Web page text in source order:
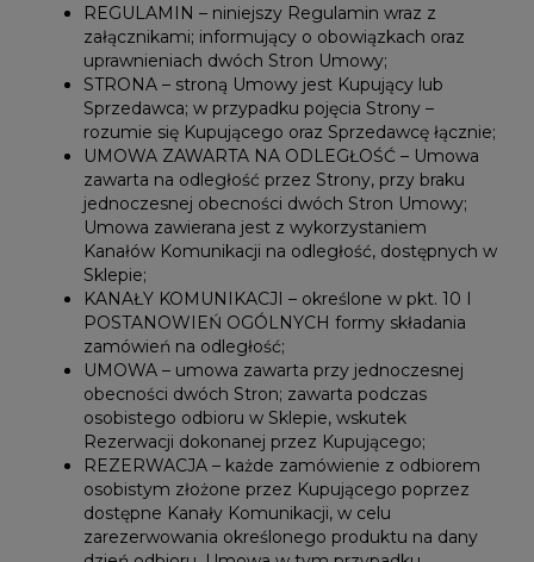
REGULAMIN – niniejszy Regulamin wraz z
załącznikami; informujący o obowiązkach oraz
uprawnieniach dwóch Stron Umowy;
STRONA – stroną Umowy jest Kupujący lub
Sprzedawca; w przypadku pojęcia Strony –
rozumie się Kupującego oraz Sprzedawcę łącznie;
UMOWA ZAWARTA NA ODLEGŁOŚĆ – Umowa
zawarta na odległość przez Strony, przy braku
jednoczesnej obecności dwóch Stron Umowy;
Umowa zawierana jest z wykorzystaniem
Kanałów Komunikacji na odległość, dostępnych w
Sklepie;
KANAŁY KOMUNIKACJI – określone w pkt. 10 I
POSTANOWIEŃ OGÓLNYCH formy składania
zamówień na odległość;
UMOWA – umowa zawarta przy jednoczesnej
obecności dwóch Stron; zawarta podczas
osobistego odbioru w Sklepie, wskutek
Rezerwacji dokonanej przez Kupującego;
REZERWACJA – każde zamówienie z odbiorem
osobistym złożone przez Kupującego poprzez
dostępne Kanały Komunikacji, w celu
zarezerwowania określonego produktu na dany